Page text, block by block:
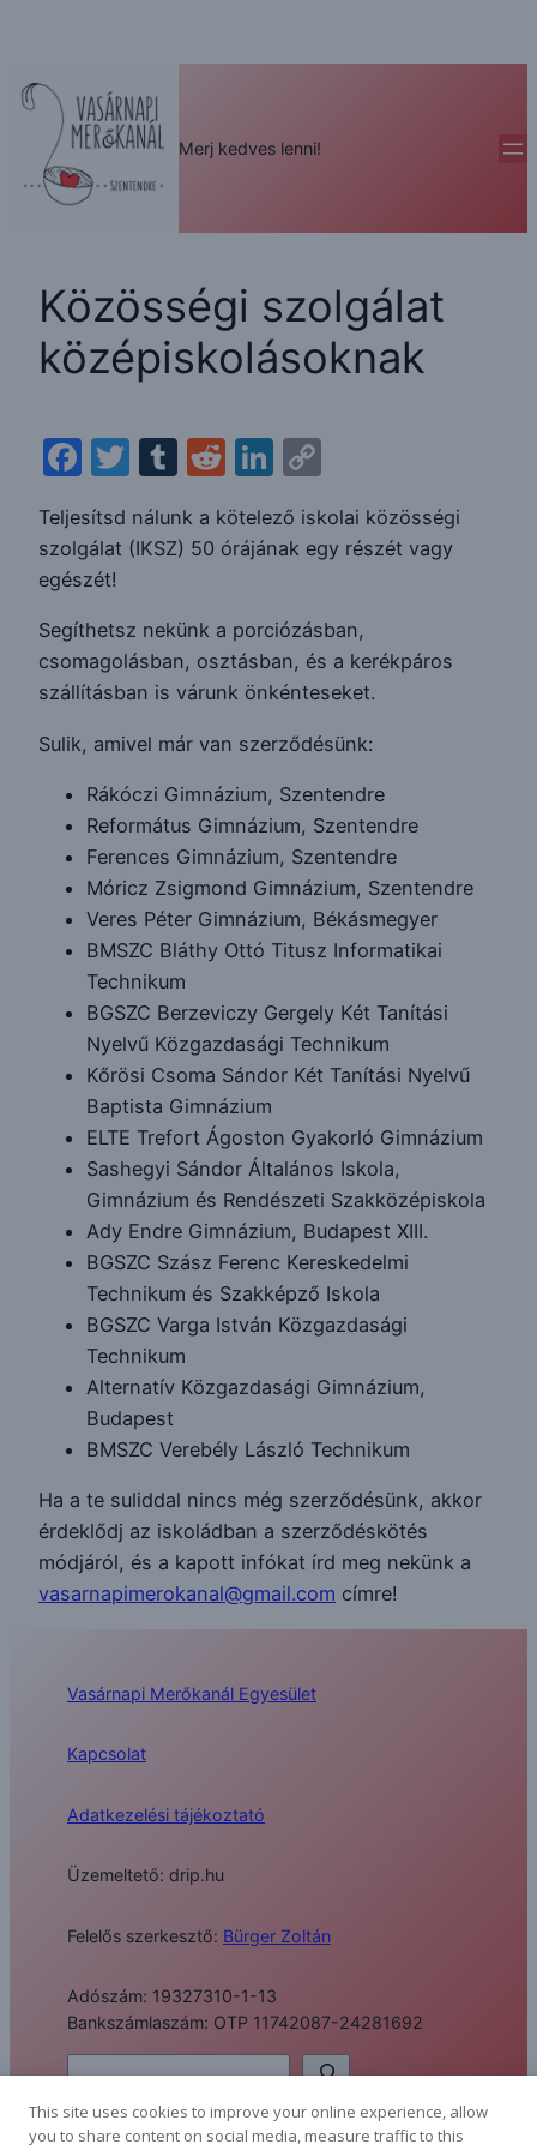
tartalomhoz
Merj kedves lenni!
Közösségi szolgálat
középiskolásoknak
Facebook
Twitter
Tumblr
RedditLinkedIn
Teljesítsd nálunk a kötelező iskolai közösségi
szolgálat (IKSZ) 50 órájának egy részét vagy
egészét!
Segíthetsz nekünk a porciózásban,
csomagolásban, osztásban, és a kerékpáros
szállításban is várunk önkénteseket.
Sulik, amivel már van szerződésünk:
Rákóczi Gimnázium, Szentendre
Református Gimnázium, Szentendre
Ferences Gimnázium, Szentendre
Móricz Zsigmond Gimnázium, Szentendre
Veres Péter Gimnázium, Békásmegyer
BMSZC Bláthy Ottó Titusz Informatikai
Technikum
BGSZC Berzeviczy Gergely Két Tanítási
Nyelvű Közgazdasági Technikum
Kőrösi Csoma Sándor Két Tanítási Nyelvű
Baptista Gimnázium
ELTE Trefort Ágoston Gyakorló Gimnázium
Sashegyi Sándor Általános Iskola,
Gimnázium és Rendészeti Szakközépiskola
Ady Endre Gimnázium, Budapest XIII.
BGSZC Szász Ferenc Kereskedelmi
Technikum és Szakképző Iskola
BGSZC Varga István Közgazdasági
Technikum
Alternatív Közgazdasági Gimnázium,
Budapest
BMSZC Verebély László Technikum
Ha a te suliddal nincs még szerződésünk, akkor
érdeklődj az iskoládban a szerződéskötés
módjáról, és a kapott infókat írd meg nekünk a
vasarnapimerokanal@gmail.com címre!
Vasárnapi Merőkanál Egyesület
Kapcsolat
Adatkezelési tájékoztató
Üzemeltető: drip.hu
Felelős szerkesztő: Bürger Zoltán
Adószám: 19327310-1-13
Bankszámlaszám: OTP 11742087-24281692
This site uses cookies to improve your online experience, allow
you to share content on social media, measure traffic to this